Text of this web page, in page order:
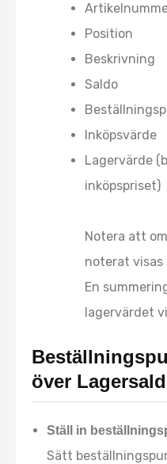
Position
Beskrivning
Saldo
Inköpsvärde
Lagervärde
inköpspriset)
Notera att
noterat visas
En
lagervärdet
över
Ställ in
Sätt